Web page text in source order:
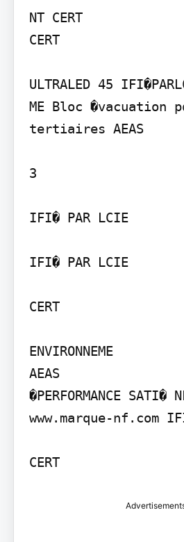
NT CERT
CERT
ULTRALED 45
ME Bloc �vacuation
tertiaires AEAS
3
IFI� PAR LCIE
IFI� PAR LCIE
CERT
ENVIRONNEME
AEAS
�PERFORMANCE SATI�
www.marque-nf.com
CERT